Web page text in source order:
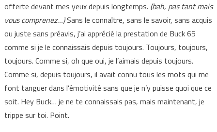
offerte devant mes yeux depuis longtemps. (bah, pas tant mais
vous comprenez…)Sans le connaître, sans le savoir, sans acquis
ou juste sans préavis, j’ai apprécié la prestation de Buck 65
comme si je le connaissais depuis toujours. Toujours, toujours,
toujours. Comme si, oh que oui, je l’aimais depuis toujours.
Comme si, depuis toujours, il avait connu tous les mots qui me
font tanguer dans l’émotivité sans que je n’y puisse quoi que ce
soit. Hey Buck… je ne te connaissais pas, mais maintenant, je
trippe sur toi. Point.